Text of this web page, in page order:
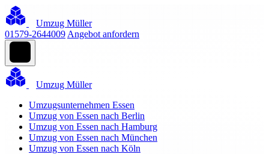
Umzug Müller
01579-2644009 Angebot anfordern
Umzug Müller
Umzugsunternehmen Essen
Umzug von Essen nach Berlin
Umzug von Essen nach Hamburg
Umzug von Essen nach München
Umzug von Essen nach Köln